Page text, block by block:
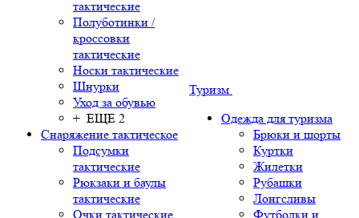
тактические
Полуботинки /
кроссовки
тактические
Носки тактические
Шнурки
Уход за обувью
+ ЕЩЕ 2
Снаряжение тактическое
Подсумки
тактические
Рюкзаки и баулы
тактические
Очки тактические
Туризм
Одежда для туризма
Брюки и шорты
Куртки
Жилетки
Рубашки
Лонгсливы
Футболки и